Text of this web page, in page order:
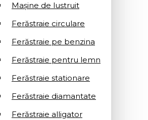
Mașinе de lustruit
Ferăstraie circulare
Ferăstraie pe benzina
Ferăstraie pentru lemn
Ferăstraie stationare
Ferăstraie diamantate
Ferăstraie alligator